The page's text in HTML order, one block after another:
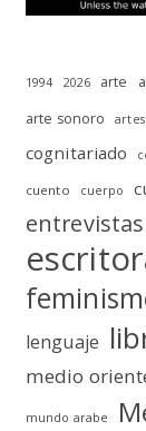
1994 2026 arte
arte sonoro
artes
cognitariado
cuento cuerpo
entrevistas
lenguaje
medio
mundo arabe